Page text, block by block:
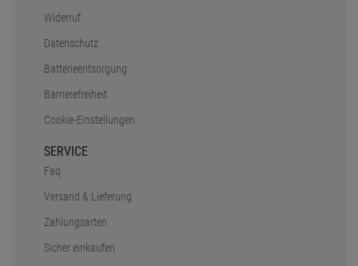
Widerruf
Datenschutz
Batterieentsorgung
Barrierefreiheit
Cookie-Einstellungen
SERVICE
Faq
Versand & Lieferung
Zahlungsarten
Sicher einkaufen